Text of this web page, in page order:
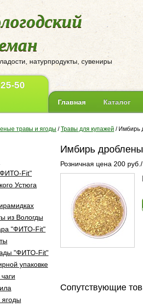
натурпродукты, сувениры
50
Главная Каталог
травы и ягоды / Травы для купажей / Имбирь
Fit"
Устюга
из Вологды
"ФИТО-Fit"
"ФИТО-Fit"
упаковке
Имбирь
Розничная цена 200
Сопутствующие